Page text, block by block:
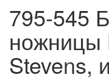
795-545
ножницы
Stevens,